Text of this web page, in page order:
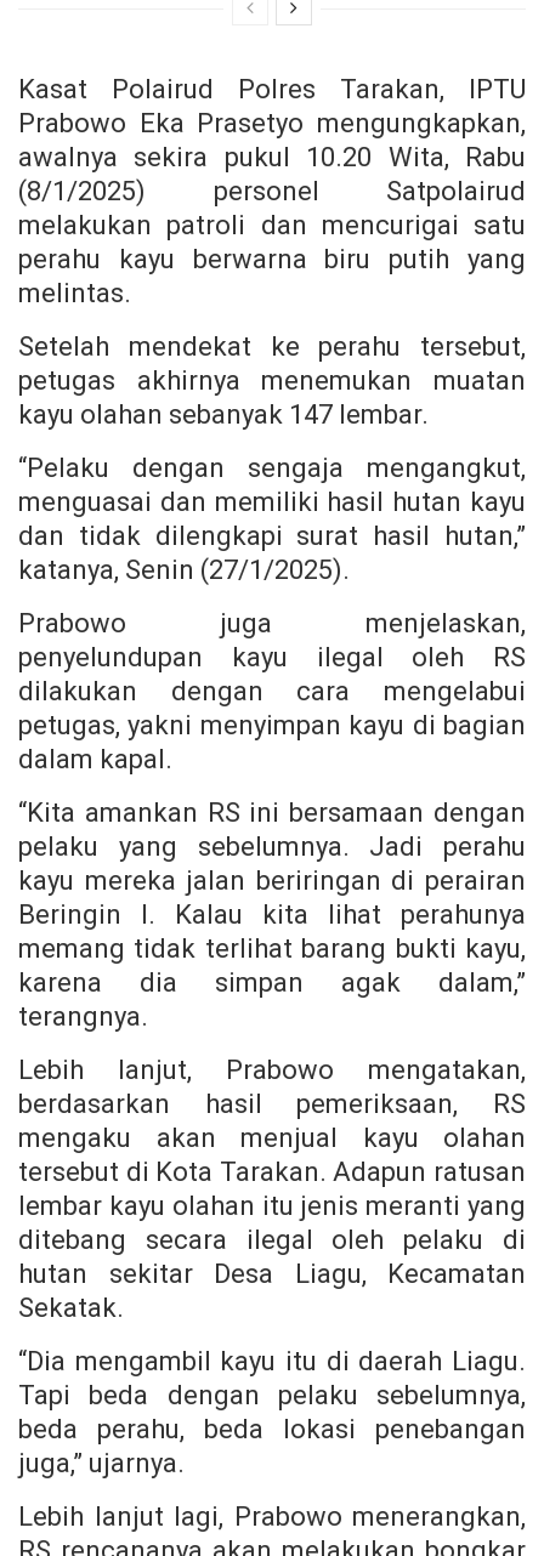
Kasat Polairud Polres Tarakan, IPTU
Prabowo Eka Prasetyo mengungkapkan,
awalnya sekira pukul 10.20 Wita, Rabu
(8/1/2025) personel Satpolairud
melakukan patroli dan mencurigai satu
perahu kayu berwarna biru putih yang
melintas.
Setelah mendekat ke perahu tersebut,
petugas akhirnya menemukan muatan
kayu olahan sebanyak 147 lembar.
“Pelaku dengan sengaja mengangkut,
menguasai dan memiliki hasil hutan kayu
dan tidak dilengkapi surat hasil hutan,”
katanya, Senin (27/1/2025).
Prabowo juga menjelaskan,
penyelundupan kayu ilegal oleh RS
dilakukan dengan cara mengelabui
petugas, yakni menyimpan kayu di bagian
dalam kapal.
“Kita amankan RS ini bersamaan dengan
pelaku yang sebelumnya. Jadi perahu
kayu mereka jalan beriringan di perairan
Beringin I. Kalau kita lihat perahunya
memang tidak terlihat barang bukti kayu,
karena dia simpan agak dalam,”
terangnya.
Lebih lanjut, Prabowo mengatakan,
berdasarkan hasil pemeriksaan, RS
mengaku akan menjual kayu olahan
tersebut di Kota Tarakan. Adapun ratusan
lembar kayu olahan itu jenis meranti yang
ditebang secara ilegal oleh pelaku di
hutan sekitar Desa Liagu, Kecamatan
Sekatak.
“Dia mengambil kayu itu di daerah Liagu.
Tapi beda dengan pelaku sebelumnya,
beda perahu, beda lokasi penebangan
juga,” ujarnya.
Lebih lanjut lagi, Prabowo menerangkan,